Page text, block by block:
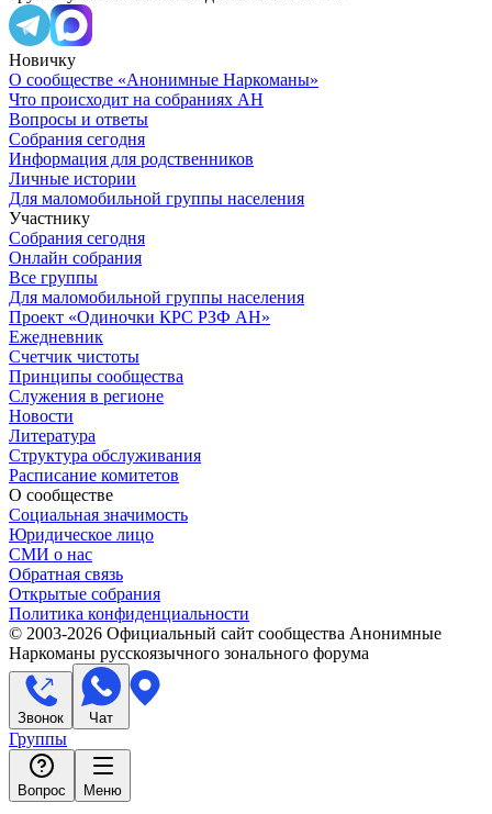
Новичку
О сообществе «Анонимные Наркоманы»
Что происходит на собраниях АН
Вопросы и ответы
Собрания сегодня
Информация для родственников
Личные истории
Для маломобильной группы населения
Участнику
Собрания сегодня
Онлайн собрания
Все группы
Для маломобильной группы населения
Проект «Одиночки КРС РЗФ АН»
Ежедневник
Счетчик чистоты
Принципы сообщества
Служения в регионе
Новости
Литература
Структура обслуживания
Расписание комитетов
О сообществе
Социальная значимость
Юридическое лицо
СМИ о нас
Обратная связь
Открытые собрания
Политика конфиденциальности
© 2003-2026 Официальный сайт сообщества Анонимные
Наркоманы русскоязычного зонального форума
Звонок Чат
Группы
Вопрос Меню